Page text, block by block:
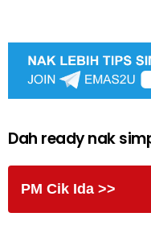
Dah ready nak
PM Cik Ida >>